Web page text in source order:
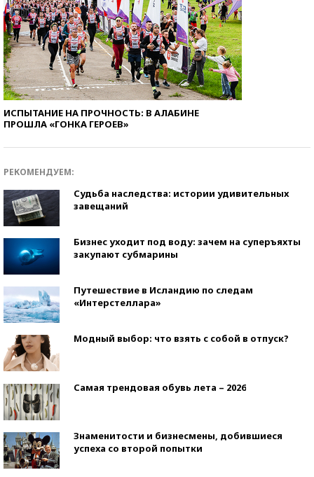
ИСПЫТАНИЕ НА ПРОЧНОСТЬ: В АЛАБИНЕ
ПРОШЛА «ГОНКА ГЕРОЕВ»
РЕКОМЕНДУЕМ:
Судьба наследства: истории удивительных
завещаний
Бизнес уходит под воду: зачем на суперъяхты
закупают субмарины
Путешествие в Исландию по следам
«Интерстеллара»
Модный выбор: что взять с собой в отпуск?
Самая трендовая обувь лета – 2026
Знаменитости и бизнесмены, добившиеся
успеха со второй попытки